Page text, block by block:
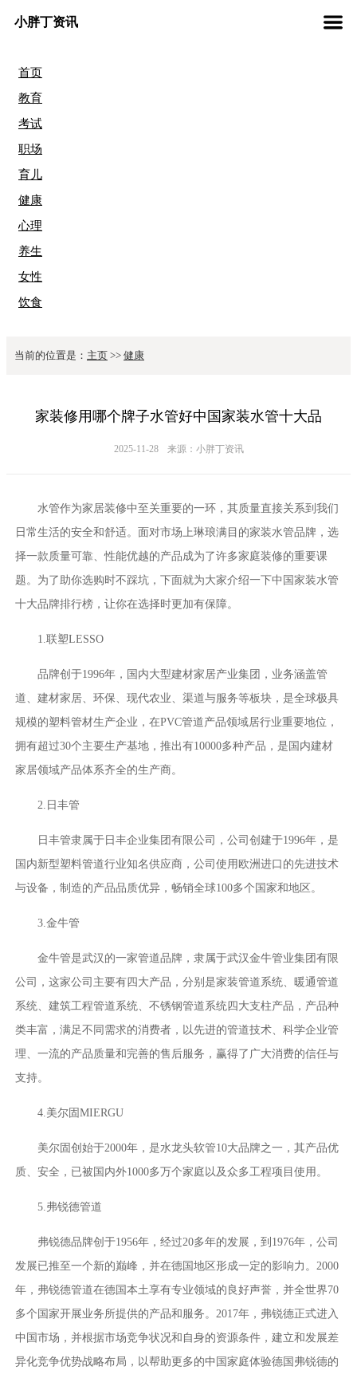
小胖丁资讯
首页
教育
考试
职场
育儿
健康
心理
养生
女性
饮食
当前的位置是： 主页 >> 健康
家装修用哪个牌子水管好中国家装水管十大品
2025-11-28 来源：小胖丁资讯
水管作为家居装修中至关重要的一环，其质量直接关系到我们
日常生活的安全和舒适。面对市场上琳琅满目的家装水管品牌，选
择一款质量可靠、性能优越的产品成为了许多家庭装修的重要课
题。为了助你选购时不踩坑，下面就为大家介绍一下中国家装水管
十大品牌排行榜，让你在选择时更加有保障。
1.联塑LESSO
品牌创于1996年，国内大型建材家居产业集团，业务涵盖管
道、建材家居、环保、现代农业、渠道与服务等板块，是全球极具
规模的塑料管材生产企业，在PVC管道产品领域居行业重要地位，
拥有超过30个主要生产基地，推出有10000多种产品，是国内建材
家居领域产品体系齐全的生产商。
2.日丰管
日丰管隶属于日丰企业集团有限公司，公司创建于1996年，是
国内新型塑料管道行业知名供应商，公司使用欧洲进口的先进技术
与设备，制造的产品品质优异，畅销全球100多个国家和地区。
3.金牛管
金牛管是武汉的一家管道品牌，隶属于武汉金牛管业集团有限
公司，这家公司主要有四大产品，分别是家装管道系统、暖通管道
系统、建筑工程管道系统、不锈钢管道系统四大支柱产品，产品种
类丰富，满足不同需求的消费者，以先进的管道技术、科学企业管
理、一流的产品质量和完善的售后服务，赢得了广大消费的信任与
支持。
4.美尔固MIERGU
美尔固创始于2000年，是水龙头软管10大品牌之一，其产品优
质、安全，已被国内外1000多万个家庭以及众多工程项目使用。
5.弗锐德管道
弗锐德品牌创于1956年，经过20多年的发展，到1976年，公司
发展已推至一个新的巅峰，并在德国地区形成一定的影响力。2000
年，弗锐德管道在德国本土享有专业领域的良好声誉，并全世界70
多个国家开展业务所提供的产品和服务。2017年，弗锐德正式进入
中国市场，并根据市场竞争状况和自身的资源条件，建立和发展差
异化竞争优势战略布局，以帮助更多的中国家庭体验德国弗锐德的